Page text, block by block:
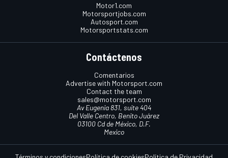
Motor1.com
Motorsportjobs.com
Autosport.com
Motorsportstats.com
Contáctenos
Comentarios
Advertise with Motorsport.com
Contact the team
sales@motorsport.com
Av Eugenia 831, suite 404
Del Valle Centro, Benito Juárez
03100 Cd de México, D.F.
Mexico